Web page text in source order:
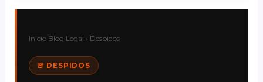
Inicio Blog Legal › Despidos
🚨 DESPIDOS